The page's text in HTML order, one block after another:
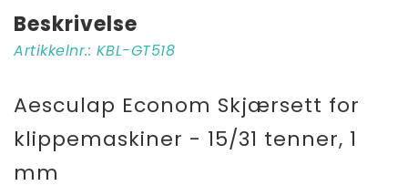
Beskrivelse
Artikkelnr.: KBL-GT518
Aesculap Econom Skjærsett for
klippemaskiner - 15/31 tenner, 1
mm